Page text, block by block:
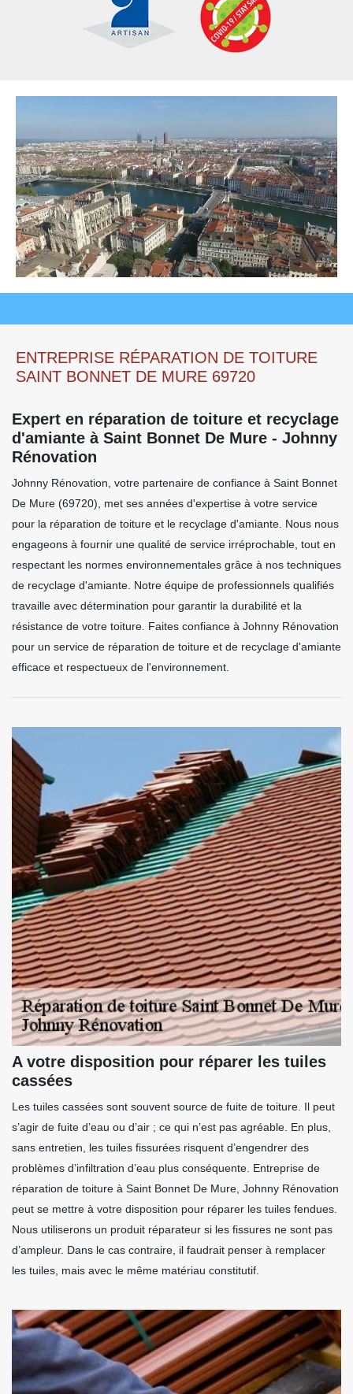
ENTREPRISE RÉPARATION DE TOITURE
SAINT BONNET DE MURE 69720
Expert en réparation de toiture et recyclage
d'amiante à Saint Bonnet De Mure - Johnny
Rénovation
Johnny Rénovation, votre partenaire de confiance à Saint Bonnet
De Mure (69720), met ses années d'expertise à votre service
pour la réparation de toiture et le recyclage d'amiante. Nous nous
engageons à fournir une qualité de service irréprochable, tout en
respectant les normes environnementales grâce à nos techniques
de recyclage d'amiante. Notre équipe de professionnels qualifiés
travaille avec détermination pour garantir la durabilité et la
résistance de votre toiture. Faites confiance à Johnny Rénovation
pour un service de réparation de toiture et de recyclage d'amiante
efficace et respectueux de l'environnement.
A votre disposition pour réparer les tuiles
cassées
Les tuiles cassées sont souvent source de fuite de toiture. Il peut
s’agir de fuite d’eau ou d’air ; ce qui n’est pas agréable. En plus,
sans entretien, les tuiles fissurées risquent d’engendrer des
problèmes d’infiltration d’eau plus conséquente. Entreprise de
réparation de toiture à Saint Bonnet De Mure, Johnny Rénovation
peut se mettre à votre disposition pour réparer les tuiles fendues.
Nous utiliserons un produit réparateur si les fissures ne sont pas
d’ampleur. Dans le cas contraire, il faudrait penser à remplacer
les tuiles, mais avec le même matériau constitutif.